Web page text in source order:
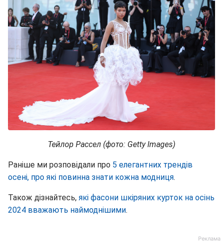
Тейлор Рассел (фото: Getty Images)
Раніше ми розповідали про 5 елегантних трендів
осені, про які повинна знати кожна модниця.
Також дізнайтесь, які фасони шкіряних курток на осінь
2024 вважають наймоднішими.